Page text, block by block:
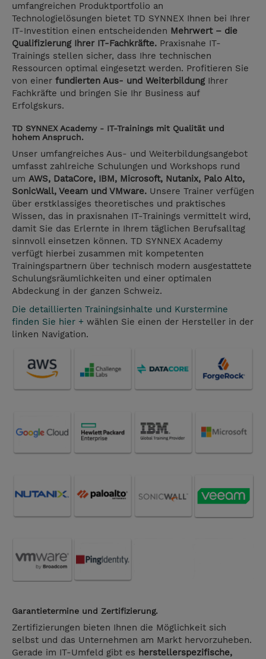
umfangreichen Produktportfolio an
Technologielösungen bietet TD SYNNEX Ihnen bei Ihrer
IT-Investition einen entscheidenden Mehrwert – die
Qualifizierung Ihrer IT-Fachkräfte. Praxisnahe IT-
Trainings stellen sicher, dass Ihre technischen
Ressourcen optimal eingesetzt werden. Profitieren Sie
von einer fundierten Aus- und WeiterbildungIhrer
Fachkräfte und bringen Sie Ihr Business auf
Erfolgskurs.
TD SYNNEX Academy - IT-Trainings mit Qualität und
hohem Anspruch.
Unser umfangreiches Aus- und Weiterbildungsangebot
umfasst zahlreiche Schulungen und Workshops rund
um AWS, DataCore, IBM, Microsoft, Nutanix, Palo Alto,
SonicWall, Veeam und VMware. Unsere Trainer verfügen
über erstklassiges theoretisches und praktisches
Wissen, das in praxisnahen IT-Trainings vermittelt wird,
damit Sie das Erlernte in Ihrem täglichen Berufsalltag
sinnvoll einsetzen können. TD SYNNEX Academy
verfügt hierbei zusammen mit kompetenten
Trainingspartnern über technisch modern ausgestattete
Schulungsräumlichkeiten und einer optimalen
Abdeckung in der ganzen Schweiz.
Die detaillierten Trainingsinhalte und Kurstermine
finden Sie hier + wählen Sie einen der Hersteller in der
linken Navigation.
Garantietermine und Zertifizierung.
Zertifizierungen bieten Ihnen die Möglichkeit sich
selbst und das Unternehmen am Markt hervorzuheben.
Gerade im IT-Umfeld gibt es herstellerspezifische,